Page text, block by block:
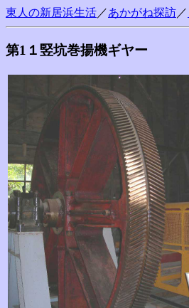
東人の新居浜生活／あかがね探訪／
第1１竪坑巻揚機ギヤー